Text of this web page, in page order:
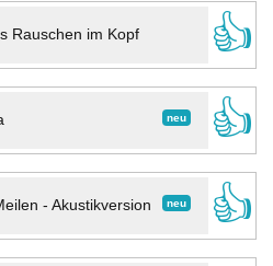
Rauschen im Kopf
👍
neu
👍
neu
- Akustikversion
👍